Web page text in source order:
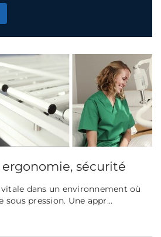
sécurité
dans un environnement où
sous pression. Une appr...